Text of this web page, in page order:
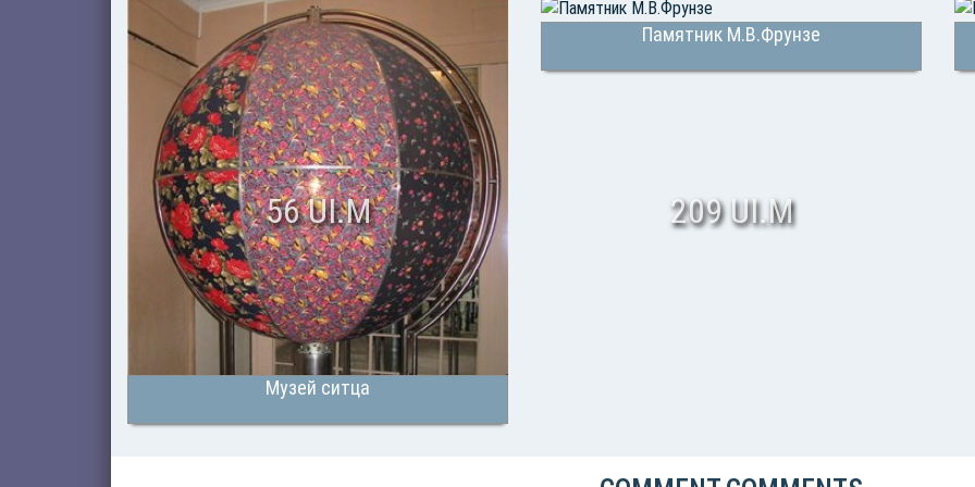
Музей ситца
56 UI.M
Памятник М.В.Фрунзе
209 UI.M